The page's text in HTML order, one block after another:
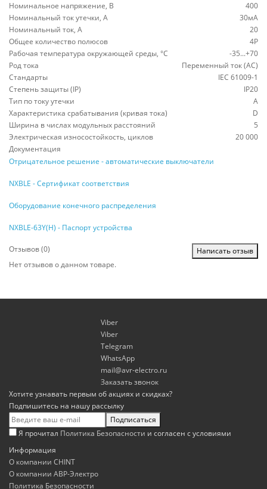
Номинальное напряжение, В
400
Номинальный ток утечки, А
30мА
Номинальный ток, А
20
Общее количество полюсов
4P
Рабочая температура окружающей среды, °C
-35...+70
Род тока
Переменный ток (AC)
Стандарты
IEC 61009-1
Степень защиты (IP)
IP20
Тип по току утечки
A
Характеристика срабатывания (кривая тока)
D
Ширина в числах модульных расстояний
5
Электрическая износостойкость, циклов
20 000
Документация
Отрицательное решение - автоматические выключатели
NXBLE - Сертификат соответствия
Оборудование конечного распределения
NXBLE-63Y(H) - Паспорт устройства
Отзывов (0)
Написать отзыв
Нет отзывов о данном товаре.
Viber
Viber
Telegram
WhatsApp
mail@avr-electro.ru
Заказать звонок
Хотите узнавать первым об акциях и скидках?
Подпишитесь на нашу рассылку
Подписаться
Я прочитал Политика Безопасности и согласен с условиями
Информация
О компании CHINT
О компании АВР-Электро
Политика Безопасности